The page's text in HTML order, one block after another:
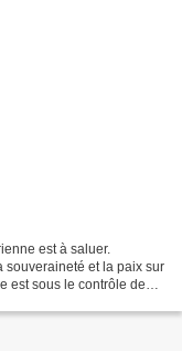
est à saluer.
souveraineté et la paix sur
est sous le contrôle de